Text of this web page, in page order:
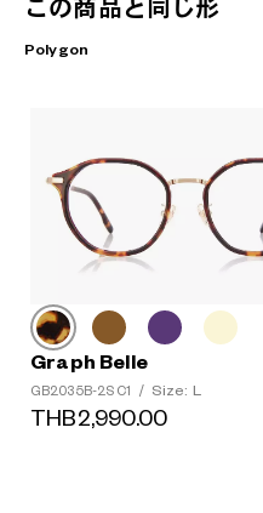
この商品と同じ形
Polygon
Graph Belle
GB2035B-2S C1 / Size: L
THB2,990.00